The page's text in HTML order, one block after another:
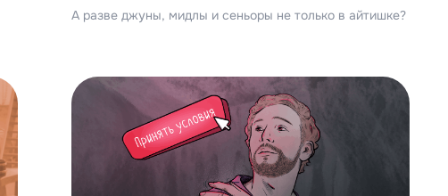
А разве джуны, мидлы и сеньоры не только в айтишке?